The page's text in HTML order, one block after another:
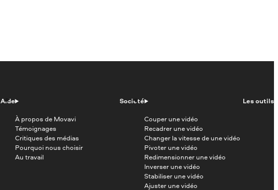
Aide
Société
À propos de Movavi
Témoignages
Critiques des médias
Pourquoi nous choisir
Au travail
Les outils
Couper une vidéo
Recadrer une vidéo
Changer la vitesse de une vidéo
Pivoter une vidéo
Redimensionner une vidéo
Inverser une vidéo
Stabiliser une vidéo
Ajuster une vidéo